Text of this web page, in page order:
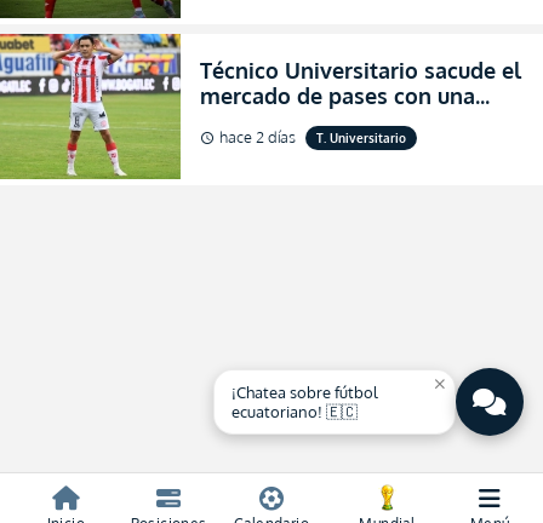
Técnico Universitario sacude el
mercado de pases con una
verdadera revolución para
asegurar la permanencia
schedule hace 2 días T. Universitario
close
¡Chatea sobre fútbol
ecuatoriano! 🇪🇨